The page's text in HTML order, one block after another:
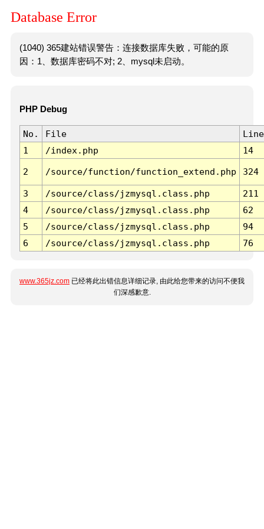
Database Error
(1040) 365建站错误警告：连接数据库失败，可能的原
因：1、数据库密码不对; 2、mysql未启动。
PHP Debug
No. File
Line
1
/index.php 14
2 /source/function/function_extend.php 324
3 /source/class/jzmysql.class.php
211
4
/source/class/jzmysql.class.php
62
5
/source/class/jzmysql.class.php
94
6
/source/class/jzmysql.class.php 76
www.365jz.com 已经将此出错信息详细记录, 由此给您带来的访问不便我
们深感歉意.